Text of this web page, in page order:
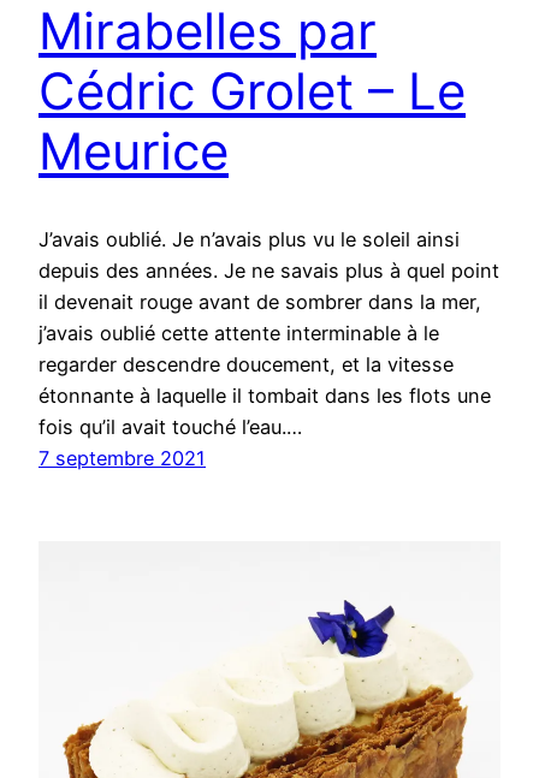
Mirabelles par
Cédric Grolet – Le
Meurice
J’avais oublié. Je n’avais plus vu le soleil ainsi
depuis des années. Je ne savais plus à quel point
il devenait rouge avant de sombrer dans la mer,
j’avais oublié cette attente interminable à le
regarder descendre doucement, et la vitesse
étonnante à laquelle il tombait dans les flots une
fois qu’il avait touché l’eau.…
7 septembre 2021